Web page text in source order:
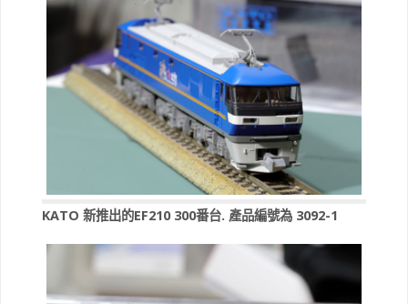
KATO 新推出的EF210 300番台. 產品編號為 3092-1